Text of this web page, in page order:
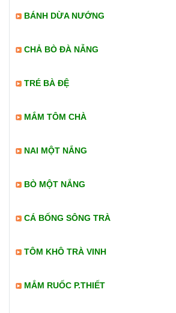
BÁNH DỪA NƯỚNG
CHẢ BÒ ĐÀ NẴNG
TRÉ BÀ ĐỆ
MẮM TÔM CHÀ
NAI MỘT NẮNG
BÒ MỘT NẮNG
CÁ BỐNG SÔNG TRÀ
TÔM KHÔ TRÀ VINH
MẮM RUỐC P.THIẾT